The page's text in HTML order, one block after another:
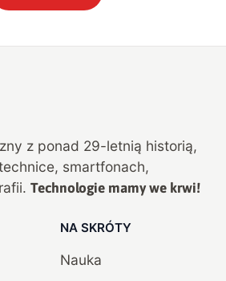
z ponad 29-letnią historią,
smartfonach,
Technologie mamy we krwi!
NA SKRÓTY
Nauka